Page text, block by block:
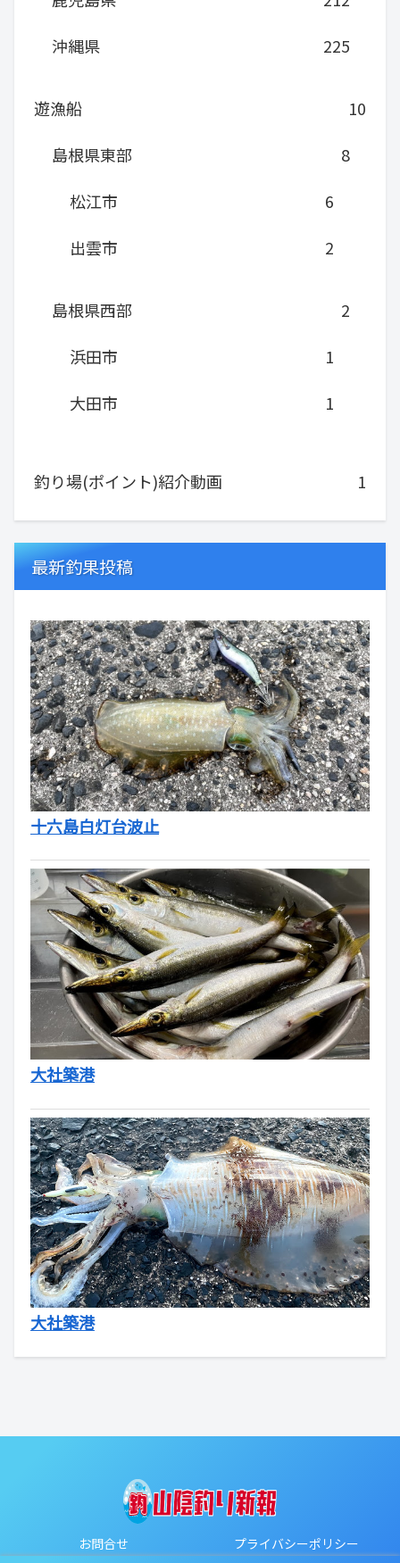
沖縄県
225
遊漁船
10
島根県東部
8
松江市
6
出雲市
2
島根県西部
2
浜田市
1
大田市
1
釣り場(ポイント)紹介動画 1
最新釣果投稿
十六島白灯台波止
大社築港
大社築港
お問合せ プライバシーポリシー